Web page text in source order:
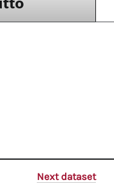
Next dataset